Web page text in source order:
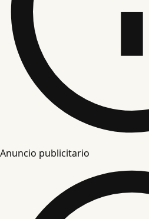
Anuncio publicitario